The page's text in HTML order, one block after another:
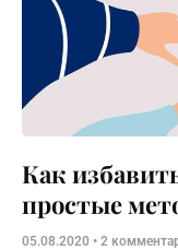
Как
простые
05.08.2020 2